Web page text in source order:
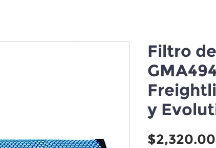
Filtro
y
$2,320.00